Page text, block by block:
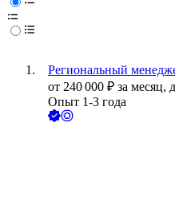
Региональный
от 240 000 ₽ за месяц,
Опыт 1-3 года